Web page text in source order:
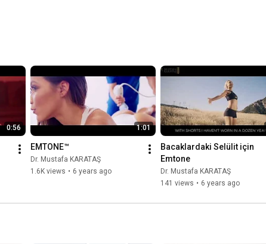
0:56 1:01
EMTONE™
Dr. Mustafa KARATAŞ
1.6K views • 6 years ago
Bacaklardaki Selülit için
Emtone
Dr. Mustafa KARATAŞ
141 views • 6 years ago